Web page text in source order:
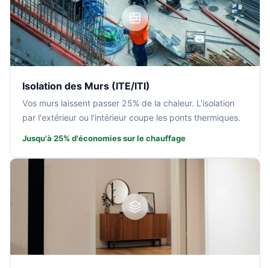
Isolation des Murs (ITE/ITI)
Vos murs laissent passer 25% de la chaleur. L'isolation
par l'extérieur ou l'intérieur coupe les ponts thermiques.
Jusqu'à 25% d'économies sur le chauffage